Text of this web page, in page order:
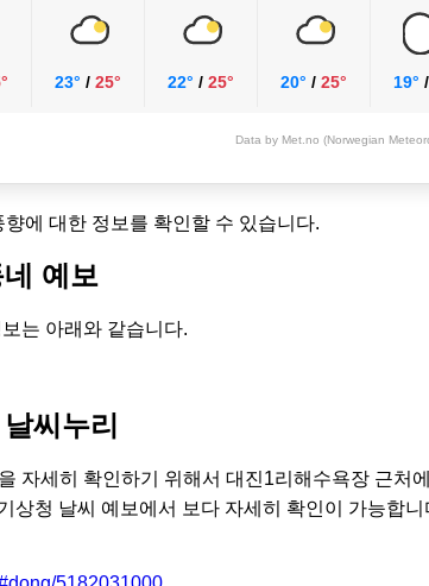
23° / 25° 22° / 25° 20° / 25° 19°
Data by Met.no (Norwegian
에 대한 정보를 확인할 수 있습니다.
예보
는 아래와 같습니다.
씨누리
자세히 확인하기 위해서 대진1리해수욕장 근처
상청 날씨 예보에서 보다 자세히 확인이 가능합